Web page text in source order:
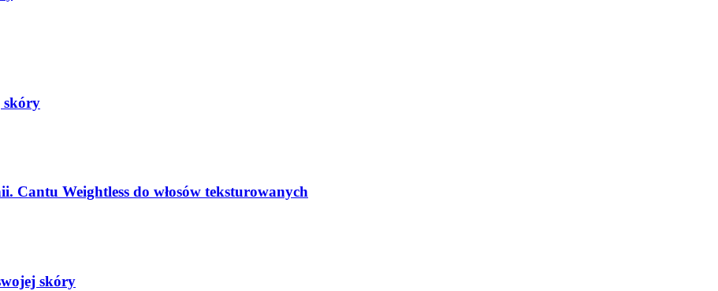
skóry
Cantu Weightless do włosów teksturowanych
skóry